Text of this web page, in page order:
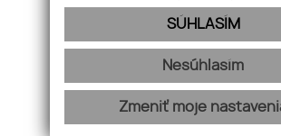
Pridajte si nás
webex.digital- REALVIA.sk
SÚHLASÍM
Nesúhlasím
Zmeniť moje